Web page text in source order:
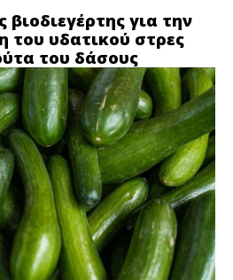
για την
του υδατικού στρες
του δάσους